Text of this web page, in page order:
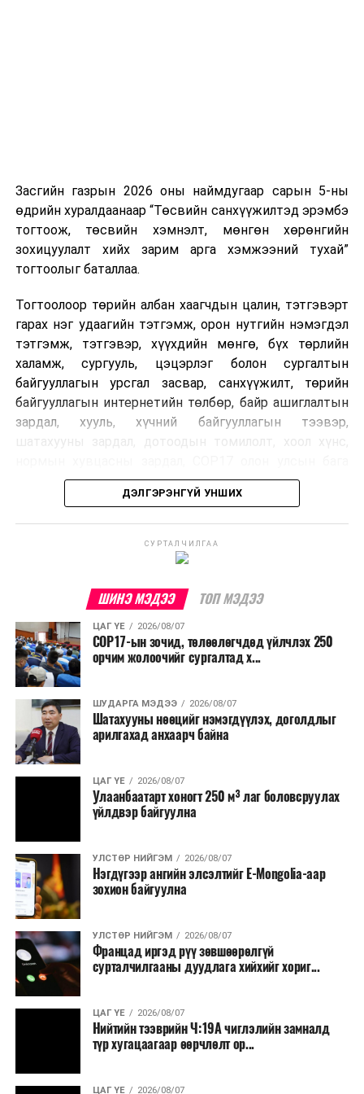
Шинэ хууль Францын зах зээлд үйлчилдэг гадаадын
дуудлагын төвүүдэд нөлөөлөхөөр байна. Тухайлбал,
Мароккогийн дуудлагын төвүүдийн орлогын 80 гаруй
хувь Францын зах зээлээс бүрддэг бөгөөд тус улсын
40–50 мянган ажлын байр эрсдэлд орж болзошгүйг
Засгийн газрын 2026 оны наймдугаар сарын 5-ны
өдрийн хуралдаанаар “Төсвийн санхүүжилтэд эрэмбэ
тогтоож, төсвийн хэмнэлт, мөнгөн хөрөнгийн
зохицуулалт хийх зарим арга хэмжээний тухай”
тогтоолыг баталлаа.
Тогтоолоор төрийн албан хаагчдын цалин, тэтгэвэрт
гарах нэг удаагийн тэтгэмж, орон нутгийн нэмэгдэл
тэтгэмж, тэтгэвэр, хүүхдийн мөнгө, бүх төрлийн
халамж, сургууль, цэцэрлэг болон сургалтын
байгууллагын урсгал засвар, санхүүжилт, төрийн
байгууллагын интернетийн төлбөр, байр ашиглалтын
зардал, хууль, хүчний байгууллагын тээвэр,
хурлын зардал, Засгийн газрын өр, орон нутгийн нөөц
хөрөнгийн санхүүжилтийг хэвийн үргэлжлүүлэхээр
шийдвэрлэжээ.
Харин дараах зардлыг хязгаарлахаар болсон байна.
шийдвэртэйгээс бусад хурал, зөвлөгөөн, ой,
тэмдэглэлт өдөр, найр наадам, соёлын арга
хэмжээ;
Урьдчилан төлөвлөсөн төрийн өндөр албан
тушаалтны томилолтоос бусад гадаад
томилолт, гадаадын зочин хүлээн авах зардал;
Зайлшгүй шаардлагагүй тоног төхөөрөмж,
тавилга, автомашин худалдан авах;
Батлан хамгаалах, хууль зүйн салбараас бусад
Хуулиар заавал мэдээлэхээс бусад кино,
контент, хэвлэлийн зардал;
Заавал олгохоос бусад тэтгэмж, урамшуулал.
Санхүүгийн хэмнэлтийн горимыг 2026 оны
арванхоёрдугаар сарын 31 хүртэл мөрдөнө. Харин
эрүүл мэндийн салбар уг хэмнэлтийн горимд
хамрагдахгүй бөгөөд цэцэрлэг, сургуулийн хүүхдийн
эрт илрүүлэг, вакцинжуулалт, томуу, томуу төст
өвчний эсрэг арга хэмжээ зэрэг зайлшгүй
үргэлжилнэ гэж Ерөнхий сайд Н.Учрал онцоллоо.
ДЭЛГЭРЭНГҮЙ УНШИХ
СУРТАЛЧИЛГАА
ШИНЭ МЭДЭЭ ТОП МЭДЭЭ
ЦАГ ҮЕ 2026/08/07
COP17-ын зочид, төлөөлөгчдөд үйлчлэх 250
орчим жолоочийг сургалтад х...
ШУДАРГА МЭДЭЭ 2026/08/07
Шатахууны нөөцийг нэмэгдүүлэх, доголдлыг
арилгахад анхаарч байна
ЦАГ ҮЕ 2026/08/07
Улаанбаатарт хоногт 250 м³ лаг боловсруулах
үйлдвэр байгуулна
УЛСТӨР НИЙГЭМ 2026/08/07
Нэгдүгээр ангийн элсэлтийг E-Mongolia-аар
зохион байгуулна
УЛСТӨР НИЙГЭМ 2026/08/07
Францад иргэд рүү зөвшөөрөлгүй
сурталчилгааны дуудлага хийхийг хориг...
ЦАГ ҮЕ 2026/08/07
Нийтийн тээврийн Ч:19А чиглэлийн замналд
түр хугацаагаар өөрчлөлт ор...
ЦАГ ҮЕ 2026/08/07